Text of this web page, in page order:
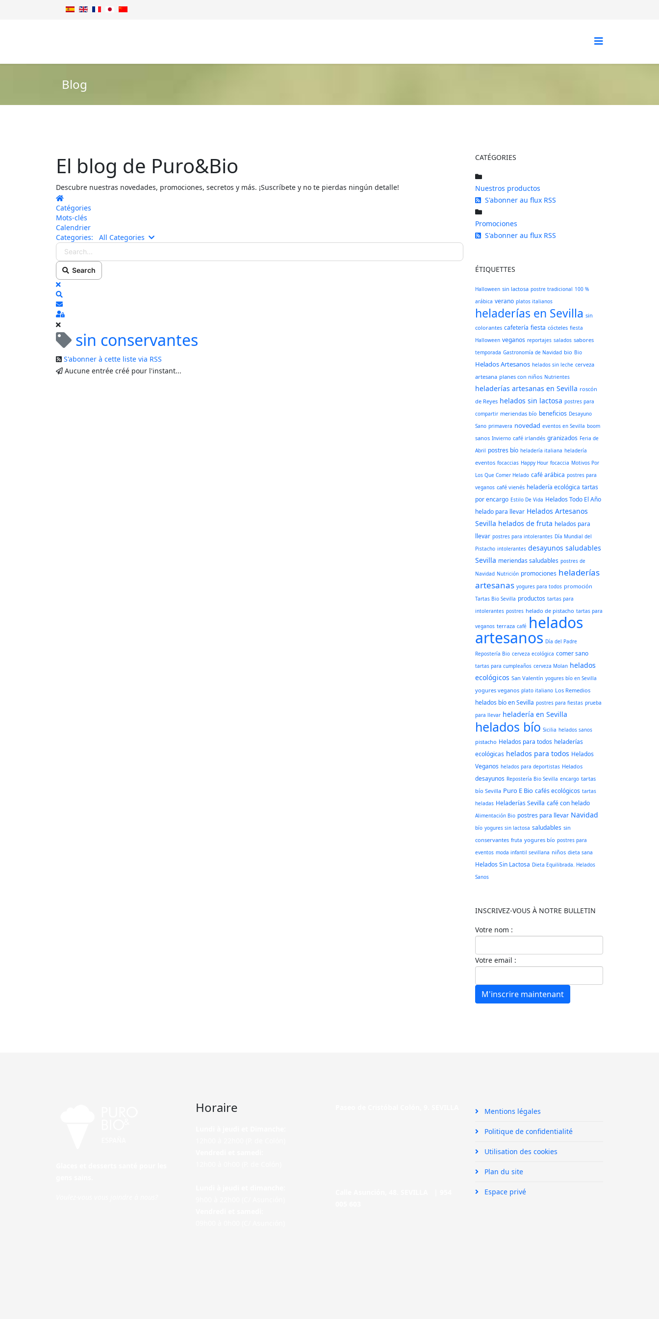
Blog
El blog de Puro&Bio
Descubre nuestras novedades, promociones, secretos y más. ¡Suscríbete y no te pierdas ningún detalle!
Home
Catégories
Mots-clés
Calendrier
Categories:
All Categories Search...
Search
x
S'abonner au blog
Sign In
sin conservantes
S'abonner à cette liste via RSS
Aucune entrée créé pour l'instant...
CATÉGORIES
Nuestros productos
S'abonner au flux RSS
Promociones
S'abonner au flux RSS
ÉTIQUETTES
Halloween sin lactosa postre tradicional 100 %
arábica verano platos italianos
heladerías en Sevilla sin
colorantes cafetería fiesta cócteles fiesta
Halloween veganos reportajes salados sabores
temporada Gastronomía de Navidad bio Bio
Helados Artesanos helados sin leche cerveza
artesana planes con niños Nutrientes
heladerías artesanas en Sevilla roscón
de Reyes helados sin lactosa postres para
compartir meriendas bío beneficios Desayuno
Sano primavera novedad eventos en Sevilla boom
sanos Invierno café irlandés granizados Feria de
Abril postres bío heladería italiana heladería
eventos focaccias Happy Hour focaccia Motivos Por
Los Que Comer Helado café arábica postres para
veganos café vienés heladería ecológica tartas
por encargo Estilo De Vida Helados Todo El Año
helado para llevar Helados Artesanos
Sevilla helados de fruta helados para
llevar postres para intolerantes Día Mundial del
Pistacho intolerantes desayunos saludables
Sevilla meriendas saludables postres de
Navidad Nutrición promociones heladerías
artesanas yogures para todos promoción
Tartas Bio Sevilla productos tartas para
intolerantes postres helado de pistacho tartas para
veganos terraza café helados
artesanos Día del Padre
Repostería Bio cerveza ecológica comer sano
tartas para cumpleaños cerveza Molan helados
ecológicos San Valentín yogures bío en Sevilla
yogures veganos plato italiano Los Remedios
helados bío en Sevilla postres para fiestas prueba
para llevar heladería en Sevilla
helados bío Sicilia helados sanos
pistacho Helados para todos heladerías
ecológicas helados para todos Helados
Veganos helados para deportistas Helados
desayunos Repostería Bio Sevilla encargo tartas
bío Sevilla Puro E Bio cafés ecológicos tartas
heladas Heladerías Sevilla café con helado
Alimentación Bio postres para llevar Navidad
bío yogures sin lactosa saludables sin
conservantes fruta yogures bío postres para
eventos moda infantil sevillana niños dieta sana
Helados Sin Lactosa Dieta Equilibrada. Helados
Sanos
INSCRIVEZ-VOUS À NOTRE BULLETIN
Votre nom :
Votre email :
M'inscrire maintenant
Horaire Mentions légales
Politique de confidentialité
Utilisation des cookies
Plan du site
Espace privé